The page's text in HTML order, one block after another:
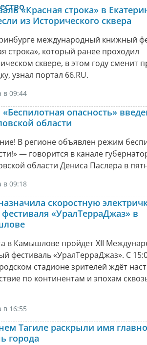
«Красная строка» в
из Исторического сквера
международный книжный
строка», который ранее проходил
сквере, в этом году сменит
узнал портал 66.RU.
в 09:44
опасность»
области
В регионе объявлен режим
— говорится в канале
области Дениса Паслера в
в 09:18
скоростную
фестиваля «УралТерраДжаз» в
в Камышлове пройдет XII
фестиваль «УралТерраДжаз». С
стадионе зрителей ждёт
по континентам и эпохам
в 16:55
Тагиле раскрыли имя
города